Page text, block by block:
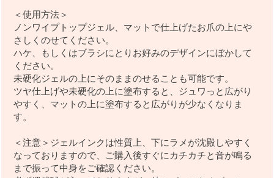
＜使用方法＞
ノンワイプトップジェル、マットで仕上げたお爪の上にや
さしくのせてください。
ハケ、もしくはブラシにとりお好みのデザインにぼかして
ください。
未硬化ジェルの上にそのままのせることも可能です。
ツヤ仕上げや未硬化の上に塗布すると、ジュワっと広がり
やすく、マットの上に塗布すると広がりが少なくなりま
す。
＜注意＞ジェルインクは性質上、下にラメが沈殿しやすく
なっておりますので、ご購入後すぐにカチカチと音が鳴る
まで振って中身をご確認ください。